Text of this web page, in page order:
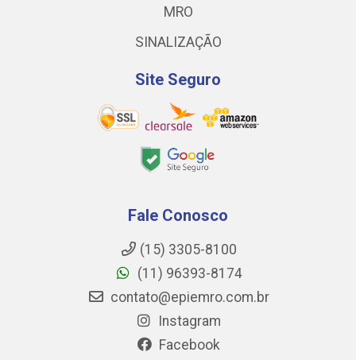
MRO
SINALIZAÇÃO
Site Seguro
Fale Conosco
(15) 3305-8100
(11) 96393-8174
contato@epiemro.com.br
Instagram
Facebook